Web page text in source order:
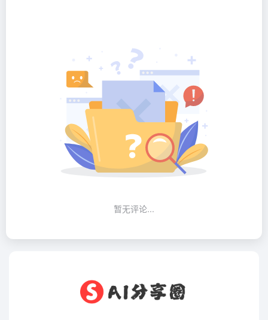
暂无评论...